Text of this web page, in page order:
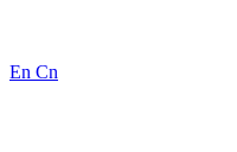
En Cn